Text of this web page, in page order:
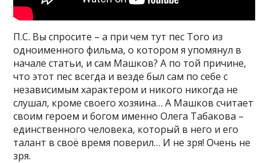
П.С. Вы спросите – а при чем тут пес Того из
одноименного фильма, о котором я упомянул в
начале статьи, и сам Машков? А по той причине,
что этот пес всегда и везде был сам по себе с
независимым характером и никого никогда не
слушал, кроме своего хозяина… А Машков считает
своим героем и богом именно Олега Табакова –
единственного человека, который в него и его
талант в своё время поверил… И не зря! Очень не
зря.